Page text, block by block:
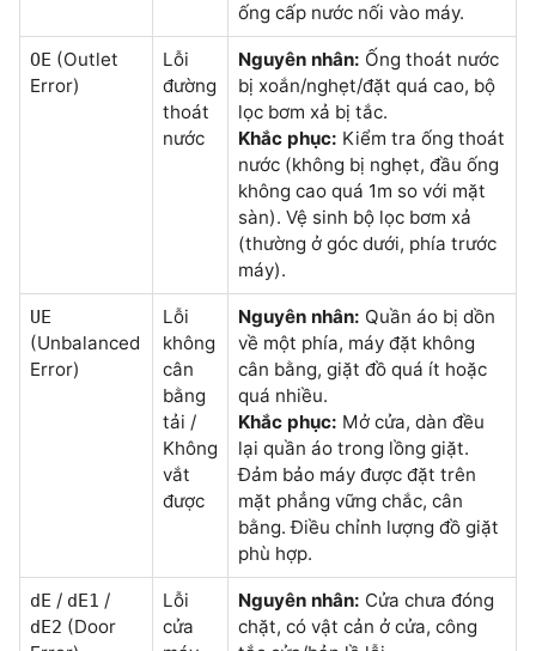
ống cấp nước nối vào máy.
OE (Outlet
Error)
Lỗi
đường
thoát
nước
Nguyên nhân: Ống thoát nước
bị xoắn/nghẹt/đặt quá cao, bộ
lọc bơm xả bị tắc.
Khắc phục: Kiểm tra ống thoát
nước (không bị nghẹt, đầu ống
không cao quá 1m so với mặt
sàn). Vệ sinh bộ lọc bơm xả
(thường ở góc dưới, phía trước
máy).
UE
(Unbalanced
Error)
Lỗi
không
cân
bằng
tải /
Không
vắt
được
Nguyên nhân: Quần áo bị dồn
về một phía, máy đặt không
cân bằng, giặt đồ quá ít hoặc
quá nhiều.
Khắc phục: Mở cửa, dàn đều
lại quần áo trong lồng giặt.
Đảm bảo máy được đặt trên
mặt phẳng vững chắc, cân
bằng. Điều chỉnh lượng đồ giặt
phù hợp.
dE / dE1 /
dE2 (Door
Lỗi
cửa
Nguyên nhân: Cửa chưa đóng
chặt, có vật cản ở cửa, công